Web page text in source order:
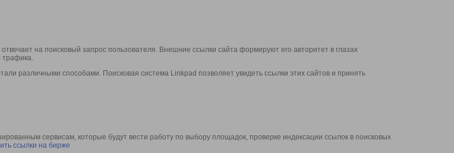
на поисковый запрос пользователя. Внешние ссылки сайта формируют его авторитет в глазах
трафика.
различными способами. Поисковая система Linkpad позволяет увидеть ссылки этих сайтов и принять
сервисам, которые будут вести работу по выбору площадок, проверке индексации ссылок в поисковых
ссылки на бирже